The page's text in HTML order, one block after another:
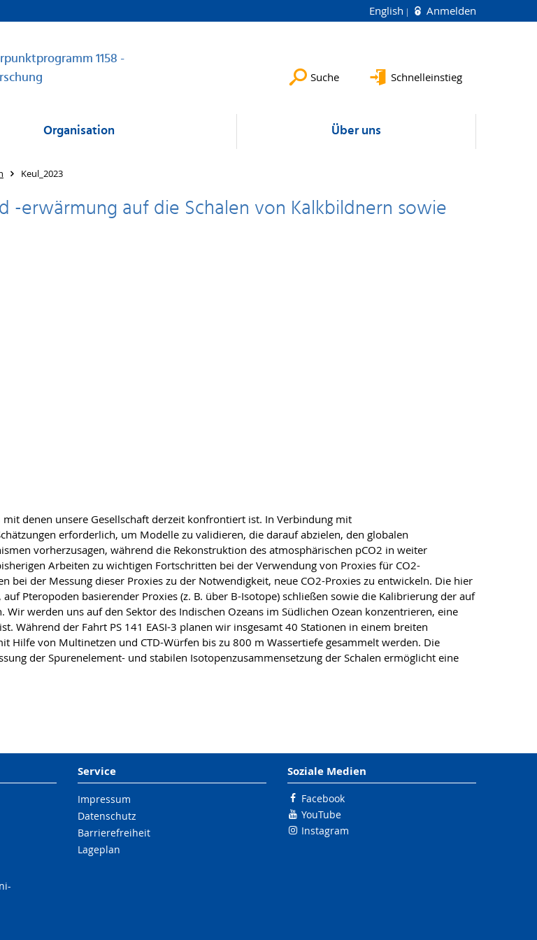
English Anmelden
1158 -
Suche Schnelleinstieg
Organisation Über uns
Keul_2023
-erwärmung auf die Schalen von Kalkbildnern sowie
denen unsere Gesellschaft derzeit konfrontiert ist. In Verbindung mit
erforderlich, um Modelle zu validieren, die darauf abzielen, den globalen
vorherzusagen, während die Rekonstruktion des atmosphärischen pCO2 in weiter
Arbeiten zu wichtigen Fortschritten bei der Verwendung von Proxies für CO2-
der Messung dieser Proxies zu der Notwendigkeit, neue CO2-Proxies zu entwickeln. Die hier
Pteropoden basierender Proxies (z. B. über B-Isotope) schließen sowie die Kalibrierung der auf
werden uns auf den Sektor des Indischen Ozeans im Südlichen Ozean konzentrieren, eine
Während der Fahrt PS 141 EASI-3 planen wir insgesamt 40 Stationen in einem breiten
Hilfe von Multinetzen und CTD-Würfen bis zu 800 m Wassertiefe gesammelt werden. Die
der Spurenelement- und stabilen Isotopenzusammensetzung der Schalen ermöglicht eine
Service
Impressum
Datenschutz
Barrierefreiheit
Lageplan
Soziale Medien
Facebook
YouTube
Instagram